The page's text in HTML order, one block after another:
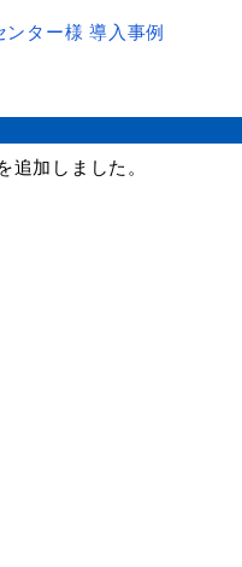
ター様 導入事例
追加しました。